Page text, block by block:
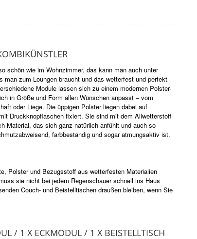
schön wie im Wohnzimmer, das kann man auch unter
zum Loungen braucht und das wetterfest und perfekt
Module lassen sich zu einem modernen Polster-
in Größe und Form allen Wünschen anpasst – vom
oder Liege. Die üppigen Polster liegen dabei auf
Druckknopflaschen fixiert. Sie sind mit dem Allwetterstoff
Material, das sich ganz natürlich anfühlt und auch so
farbbeständig und sogar atmungsaktiv ist.
Polster und Bezugsstoff aus wetterfesten Materialien
sie nicht bei jedem Regenschauer schnell ins Haus
Couch- und Beistelltischen draußen bleiben, wenn Sie
/ 1 X ECKMODUL / 1 X BEISTELLTISCH